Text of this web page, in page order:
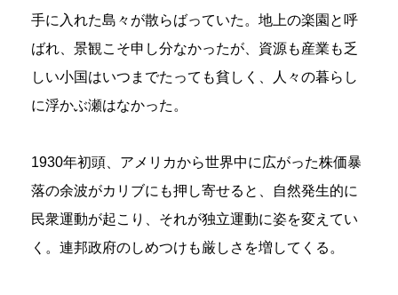
手に入れた島々が散らばっていた。地上の楽園と呼
ばれ、景観こそ申し分なかったが、資源も産業も乏
しい小国はいつまでたっても貧しく、人々の暮らし
に浮かぶ瀬はなかった。
1930年初頭、アメリカから世界中に広がった株価暴
落の余波がカリブにも押し寄せると、自然発生的に
民衆運動が起こり、それが独立運動に姿を変えてい
く。連邦政府のしめつけも厳しさを増してくる。